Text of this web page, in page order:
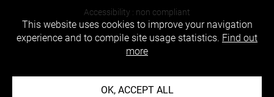
Accessibility : non compliant
This website uses cookies to improve your navigation
experience and to compile site usage statistics. Find out
more
OK, ACCEPT ALL